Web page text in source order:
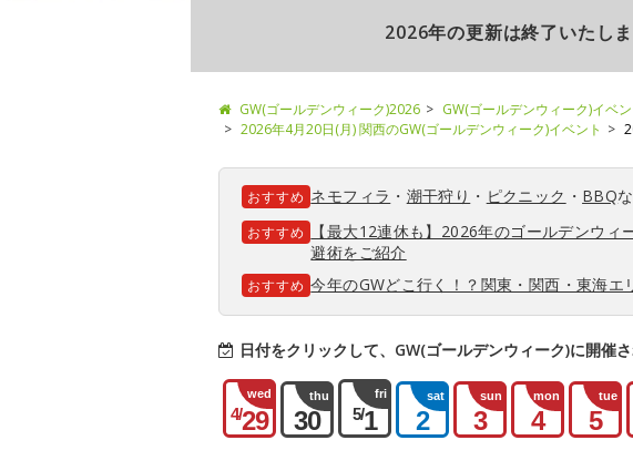
2026年の更新は終了いたし
GW(ゴールデンウィーク)2026 GW(ゴールデンウィーク)イベ
2026年4月20日(月) 関西のGW(ゴールデンウィーク)イベント
おすすめ ネモフィラ ・ 潮干狩り ・ ピクニック ・ BBQ
おすすめ
【最大12連休も】2026年のゴールデンウ
避術をご紹介
おすすめ 今年のGWどこ行く！？関東・関西・東海エ
日付をクリックして、GW(ゴールデンウィーク)に開催
wed
4/29
thu
30
fri
5/1
sat
2
sun
3
mon
4
tue
5